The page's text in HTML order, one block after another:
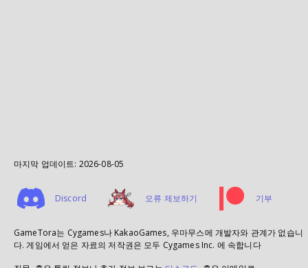
마지막 업데이트: 2026-08-05
Discord 오류 제보하기 기부
GameTora는 Cygames나 KakaoGames, 우마무스메 개발자와 관계가 없습니
다. 게임에서 얻은 자료의 저작권은 모두 Cygames Inc. 에 속합니다